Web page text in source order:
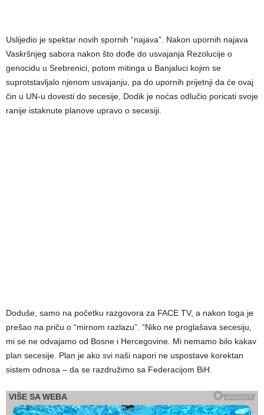
Uslijedio je spektar novih spornih “najava”. Nakon upornih najava
Vaskršnjeg sabora nakon što dođe do usvajanja Rezolucije o
genocidu u Srebrenici, potom mitinga u Banjaluci kojim se
suprotstavljalo njenom usvajanju, pa do upornih prijetnji da će ovaj
čin u UN-u dovesti do secesije, Dodik je noćas odlučio poricati svoje
ranije istaknute planove upravo o secesiji.
Doduše, samo na početku razgovora za FACE TV, a nakon toga je
prešao na priču o “mirnom razlazu”. “Niko ne proglašava secesiju,
mi se ne odvajamo od Bosne i Hercegovine. Mi nemamo bilo kakav
plan secesije. Plan je ako svi naši napori ne uspostave korektan
sistem odnosa – da se razdružimo sa Federacijom BiH.